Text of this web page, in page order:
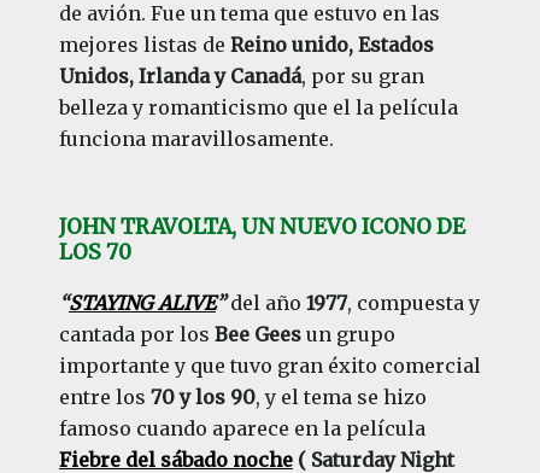
de avión. Fue un tema que estuvo en las
mejores listas de Reino unido, Estados
Unidos, Irlanda y Canadá, por su gran
belleza y romanticismo que el la película
funciona maravillosamente.
JOHN TRAVOLTA, UN NUEVO ICONO DE
LOS 70
“STAYING ALIVE”del año 1977, compuesta y
cantada por los Bee Gees un grupo
importante y que tuvo gran éxito comercial
entre los 70 y los 90, y el tema se hizo
famoso cuando aparece en la película
Fiebre del sábado noche( Saturday Night